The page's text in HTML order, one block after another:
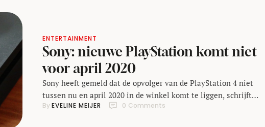
ENTERTAINMENT
Sony: nieuwe PlayStation komt niet
voor april 2020
Sony heeft gemeld dat de opvolger van de PlayStation 4 niet
tussen nu en april 2020 in de winkel komt te liggen, schrijft
Engadget. Dat heeft een woordvoerder van de afdeling die
By EVELINE MEIJER 0 Comments